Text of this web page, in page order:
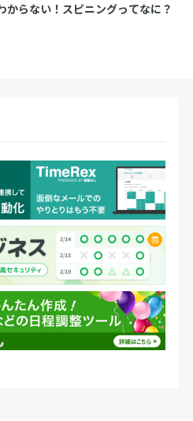
からない！スピニングってなに？